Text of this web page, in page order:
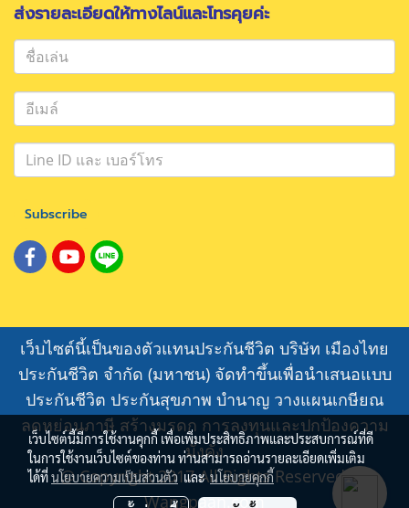
ส่งรายละเอียดให้ทางไลน์และโทรคุยค่ะ
Subscribe
เว็บไซต์นี้เป็นของตัวแทนประกันชีวิต บริษัท เมืองไทย
ประกันชีวิต จำกัด (มหาชน) จัดทำขึ้นเพื่อนำเสนอแบบ
ประกันชีวิต ประกันสุขภาพ บำนาญ วางแผนเกษียณ
ลดหย่อนภาษี สร้างมรดก การลงทุนและปกป้องความ
มั่งคั่ง
@ Copyright 2017 All Rights Reserved.
Wangpaan.com
เว็บไซต์นี้มีการใช้งานคุกกี้ เพื่อเพิ่มประสิทธิภาพและประสบการณ์ที่ดี
ในการใช้งานเว็บไซต์ของท่าน ท่านสามารถอ่านรายละเอียดเพิ่มเติม
ได้ที่นโยบายความเป็นส่วนตัวและนโยบายคุกกี้